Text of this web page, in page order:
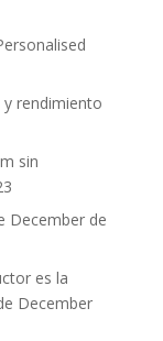
y rendimiento
sin
December de
es la
December